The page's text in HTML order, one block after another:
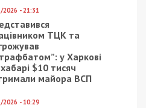
таксі намагався
та провіз на капоті